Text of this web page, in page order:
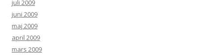
juli 2009
juni 2009
maj 2009
april 2009
mars 2009